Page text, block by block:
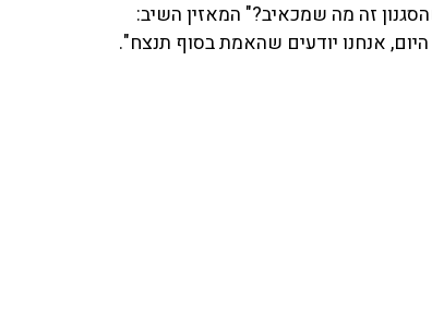
זה מה שמכאיב?" המאזין השיב:
אנחנו יודעים שהאמת בסוף תנצח".